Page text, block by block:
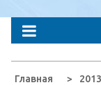
Главная 2013